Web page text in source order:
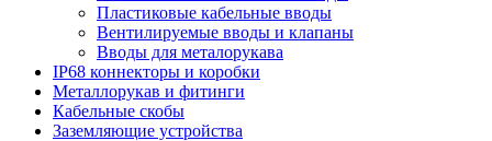
Пластиковые кабельные вводы
Вентилируемые вводы и клапаны
Вводы для металорукава
IP68 коннекторы и коробки
Металлорукав и фитинги
Кабельные скобы
Заземляющие устройства